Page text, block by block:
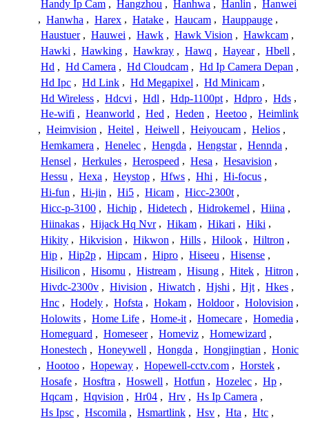
Handy Ip Cam , Hangzhou , Hanhwa , Hanlin , Hanwei
, Hanwha , Harex , Hatake , Haucam , Hauppauge ,
Haustuer , Hauwei , Hawk , Hawk Vision , Hawkcam ,
Hawki , Hawking , Hawkray , Hawq , Hayear , Hbell ,
Hd , Hd Camera , Hd Cloudcam , Hd Ip Camera Depan ,
Hd Ipc , Hd Link , Hd Megapixel , Hd Minicam ,
Hd Wireless , Hdcvi , Hdl , Hdp-1100pt , Hdpro , Hds ,
He-wifi , Heanworld , Hed , Heden , Heetoo , Heimlink
, Heimvision , Heitel , Heiwell , Heiyoucam , Helios ,
Hemkamera , Henelec , Hengda , Hengstar , Hennda ,
Hensel , Herkules , Herospeed , Hesa , Hesavision ,
Hessu , Hexa , Heystop , Hfws , Hhi , Hi-focus ,
Hi-fun , Hi-jin , Hi5 , Hicam , Hicc-2300t ,
Hicc-p-3100 , Hichip , Hidetech , Hidrokemel , Hiina ,
Hiinakas , Hijack Hq Nvr , Hikam , Hikari , Hiki ,
Hikity , Hikvision , Hikwon , Hills , Hilook , Hiltron ,
Hip , Hip2p , Hipcam , Hipro , Hiseeu , Hisense ,
Hisilicon , Hisomu , Histream , Hisung , Hitek , Hitron ,
Hivdc-2300v , Hivision , Hiwatch , Hjshi , Hjt , Hkes ,
Hnc , Hodely , Hofsta , Hokam , Holdoor , Holovision ,
Holowits , Home Life , Home-it , Homecare , Homedia ,
Homeguard , Homeseer , Homeviz , Homewizard ,
Honestech , Honeywell , Hongda , Hongjingtian , Honic
, Hootoo , Hopeway , Hopewell-cctv.com , Horstek ,
Hosafe , Hosftra , Hoswell , Hotfun , Hozelec , Hp ,
Hqcam , Hqvision , Hr04 , Hrv , Hs Ip Camera ,
Hs Ipsc , Hscomila , Hsmartlink , Hsv , Hta , Htc ,